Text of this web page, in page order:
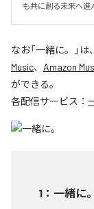
も共に創る未来へ進
なお「一緒に。 」は、
Music、 Amazon
ができる。
各配信サービス：
1 ： 一緒に。